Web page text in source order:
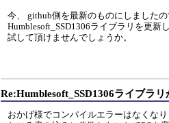
今、 github側を最新のものにしましたの
Humblesoft_SSD1306ライブラリを更新し
試して頂けませんでしょうか。
Re:Humblesoft_SSD1306ライブラリ
おかげ様でコンパイルエラーはなくな